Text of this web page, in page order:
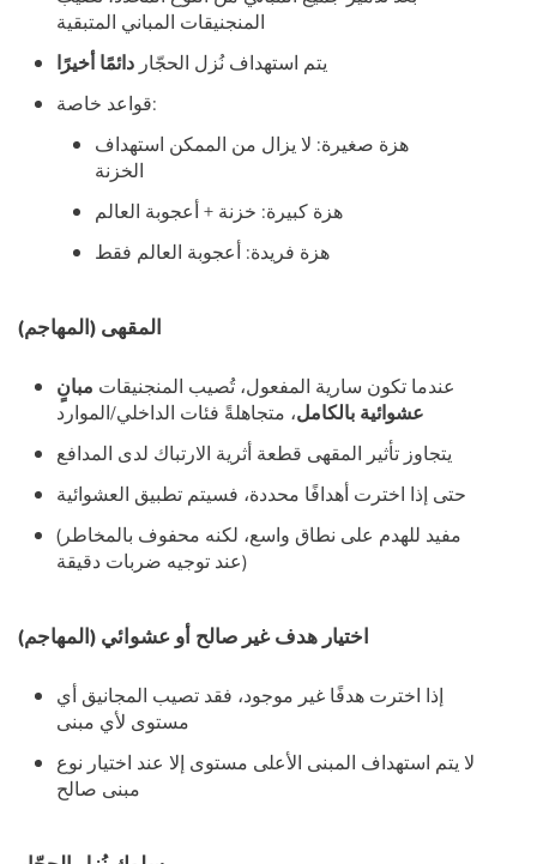
المنجنيقات المباني المتبقية
يتم استهداف نُزل الحجّار دائمًا أخيرًا
قواعد خاصة:
هزة صغيرة: لا يزال من الممكن استهداف
الخزنة
هزة كبيرة: خزنة + أعجوبة العالم
هزة فريدة: أعجوبة العالم فقط
المقهى (المهاجم)
عندما تكون سارية المفعول، تُصيب المنجنيقات مبانٍ
عشوائية بالكامل، متجاهلةً فئات الداخلي/الموارد
يتجاوز تأثير المقهى قطعة أثرية الارتباك لدى المدافع
حتى إذا اخترت أهدافًا محددة، فسيتم تطبيق العشوائية
(مفيد للهدم على نطاق واسع، لكنه محفوف بالمخاطر
عند توجيه ضربات دقيقة)
اختيار هدف غير صالح أو عشوائي (المهاجم)
إذا اخترت هدفًا غير موجود، فقد تصيب المجانيق أي
مستوى لأي مبنى
لا يتم استهداف المبنى الأعلى مستوى إلا عند اختيار نوع
مبنى صالح